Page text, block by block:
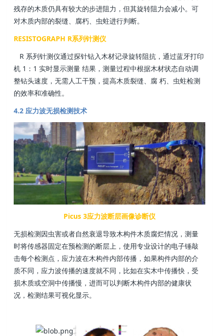
残存的木质仍具有较大的步进阻力，但其旋转阻力会减小。可
对木质内部的裂缝、腐朽、虫蛀进行判断。
RESISTOGRAPH R系列针测仪
R 系列针测仪通过探针钻入木材记录旋转阻抗，通过蓝牙打印
机 1：1 实时显示测量 结果，测量过程中根据木材状态自动调
整钻头速度，无需人工干预，提高木质裂缝、腐 朽、虫蛀检测
的效率和准确性。
4.2 应力波无损检测技术
Picus 3应力波断层画像诊断仪
无损检测因虫害或者自然衰退导致木构件木质腐烂情况，测量
时将传感器固定在预检测的断层上，使用专业设计的电子锤敲
击每个检测点，应力波在木构件内部传播，如果构件内部的介
质不同，应力波传播的速度就不同，比如在实木中传播快，受
损木质或空洞中传播慢，进而可以判断木构件内部的健康状
况，检测结果可视化显示。